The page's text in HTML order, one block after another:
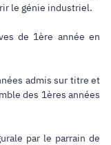
le génie industriel.
de 1ère année en
admis sur titre et
des 1ères années
par le parrain de